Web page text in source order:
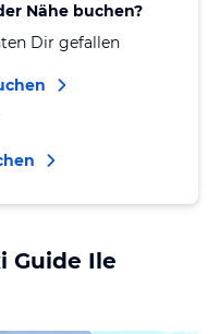
Nähe buchen?
Dir gefallen
Guide Ile